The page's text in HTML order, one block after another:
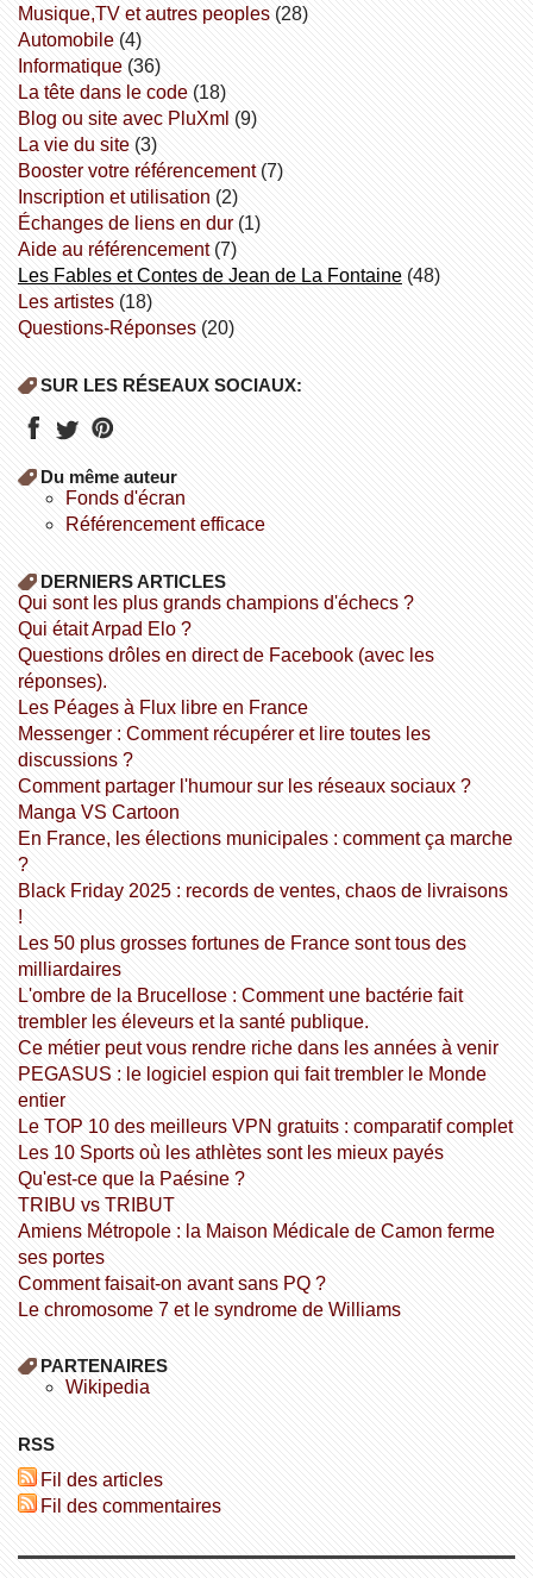
Musique,TV et autres peoples(28)
Automobile(4)
informatique(36)
la tête dans le code(18)
Blog ou site avec PluXml (9)
la vie du site(3)
booster votre référencement(7)
inscription et utilisation (2)
échanges de liens en dur(1)
aide au référencement(7)
Les Fables et Contes de Jean de La Fontaine(48)
Les artistes(18)
Questions-Réponses(20)
SUR LES RÉSEAUX SOCIAUX:
Du même auteur
fonds d'écran
référencement efficace
DERNIERS ARTICLES
Qui sont les plus grands champions d'échecs ?
Qui était Arpad Elo ?
Questions drôles en direct de Facebook (avec les
réponses).
Les Péages à Flux libre en France
Messenger : Comment récupérer et lire toutes les
discussions ?
Comment partager l'humour sur les réseaux sociaux ?
Manga VS Cartoon
En France, les élections municipales : comment ça marche
?
Black Friday 2025 : records de ventes, chaos de livraisons
!
Les 50 plus grosses fortunes de France sont tous des
milliardaires
L'ombre de la Brucellose : Comment une bactérie fait
trembler les éleveurs et la santé publique.
Ce métier peut vous rendre riche dans les années à venir
PEGASUS : le logiciel espion qui fait trembler le Monde
entier
Le TOP 10 des meilleurs VPN gratuits : comparatif complet
Les 10 Sports où les athlètes sont les mieux payés
Qu'est-ce que la Paésine ?
TRIBU vs TRIBUT
Amiens Métropole : la Maison Médicale de Camon ferme
ses portes
Comment faisait-on avant sans PQ ?
Le chromosome 7 et le syndrome de Williams
PARTENAIRES
wikipedia
RSS
Fil des articles
Fil des commentaires